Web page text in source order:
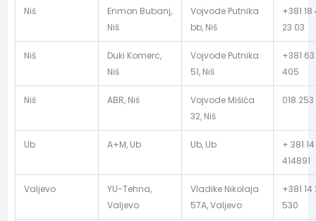
Niš
Enmon Bubanj,
Niš
Vojvode Putnika
bb, Niš
+381
23 03
Niš
Duki Komerc,
Niš
Vojvode Putnika
51, Niš
+381
405
Niš ABR, Niš
Vojvode Mišića
32, Niš
018
Ub A+M, Ub Ub, Ub
+ 381 14
414891
Valjevo
YU-Tehna,
Valjevo
Vladike Nikolaja
57A, Valjevo
+381 14
530